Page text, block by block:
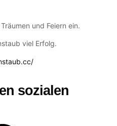
und Feiern ein.
viel Erfolg.
sozialen